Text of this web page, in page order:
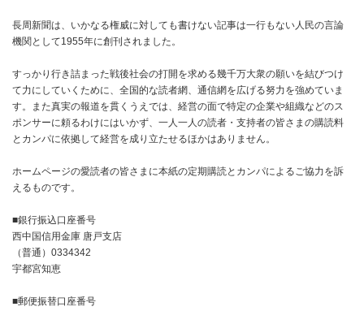
長周新聞は、いかなる権威に対しても書けない記事は一行もない人民の言論
機関として1955年に創刊されました。
すっかり行き詰まった戦後社会の打開を求める幾千万大衆の願いを結びつけ
て力にしていくために、全国的な読者網、通信網を広げる努力を強めていま
す。また真実の報道を貫くうえでは、経営の面で特定の企業や組織などのス
ポンサーに頼るわけにはいかず、一人一人の読者・支持者の皆さまの購読料
とカンパに依拠して経営を成り立たせるほかはありません。
ホームページの愛読者の皆さまに本紙の定期購読とカンパによるご協力を訴
えるものです。
■銀行振込口座番号
西中国信用金庫 唐戸支店
（普通）0334342
宇都宮知恵
■郵便振替口座番号